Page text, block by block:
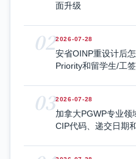
面升级
022026-07-28
安省OINP重设计后
Priority和留学生/工
032026-07-28
加拿大PGWP专业领
CIP代码、递交日期